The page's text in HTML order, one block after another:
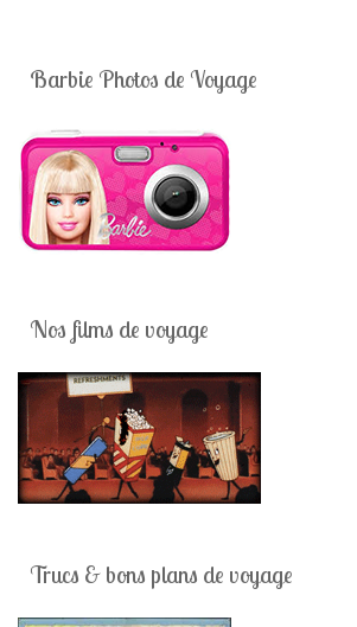
Barbie Photos de Voyage
Nos films de voyage
Trucs & bons plans de voyage